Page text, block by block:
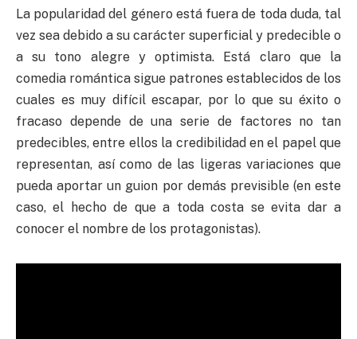
La popularidad del género está fuera de toda duda, tal
vez sea debido a su carácter superficial y predecible o
a su tono alegre y optimista. Está claro que la
comedia romántica sigue patrones establecidos de los
cuales es muy difícil escapar, por lo que su éxito o
fracaso depende de una serie de factores no tan
predecibles, entre ellos la credibilidad en el papel que
representan, así como de las ligeras variaciones que
pueda aportar un guion por demás previsible (en este
caso, el hecho de que a toda costa se evita dar a
conocer el nombre de los protagonistas).